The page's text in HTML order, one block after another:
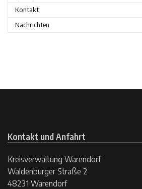
Kontakt
Nachrichten
Kontakt und Anfahrt
Kreisverwaltung Warendorf
Waldenburger Straße 2
48231 Warendorf